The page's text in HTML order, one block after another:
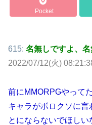
Pocket
615: 名無しですよ、
2022/07/12(火)
前にMMORPGやって
キャラがボロクソに言
とにならないでほしい